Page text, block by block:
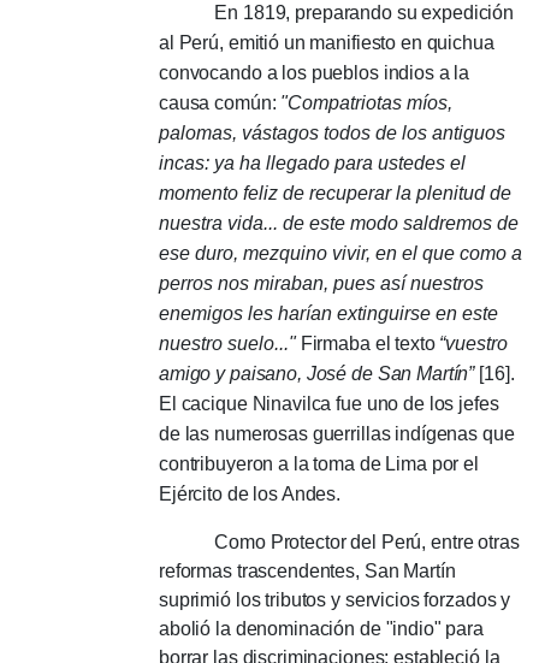
En 1819, preparando su expedición
al Perú, emitió un manifiesto en quichua
convocando a los pueblos indios a la
causa común: "Compatriotas míos,
palomas, vástagos todos de los antiguos
incas: ya ha llegado para ustedes el
momento feliz de recuperar la plenitud de
nuestra vida... de este modo saldremos de
ese duro, mezquino vivir, en el que como a
perros nos miraban, pues así nuestros
enemigos les harían extinguirse en este
nuestro suelo..."Firmaba el texto “vuestro
amigo y paisano, José de San Martín”[16].
El cacique Ninavilca fue uno de los jefes
de las numerosas guerrillas indígenas que
contribuyeron a la toma de Lima por el
Ejército de los Andes.
Como Protector del Perú, entre otras
reformas trascendentes, San Martín
suprimió los tributos y servicios forzados y
abolió la denominación de "indio" para
borrar las discriminaciones; estableció la